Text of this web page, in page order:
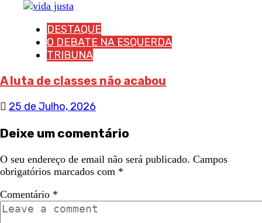
DESTAQUE
O DEBATE NA ESQUERDA
TRIBUNA
A luta de classes não acabou
25 de Julho, 2026
Deixe um comentário
O seu endereço de email não será publicado. Campos
obrigatórios marcados com *
Comentário *